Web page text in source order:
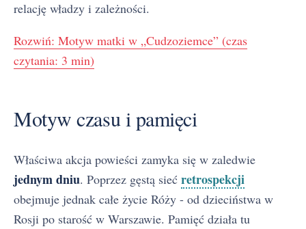
relację władzy i zależności.
Rozwiń: Motyw matki w „Cudzoziemce” (czas
czytania: 3 min)
Motyw czasu i pamięci
Właściwa akcja powieści zamyka się w zaledwie
jednym dniu. Poprzez gęstą sieć retrospekcji
obejmuje jednak całe życie Róży - od dzieciństwa w
Rosji po starość w Warszawie. Pamięć działa tu